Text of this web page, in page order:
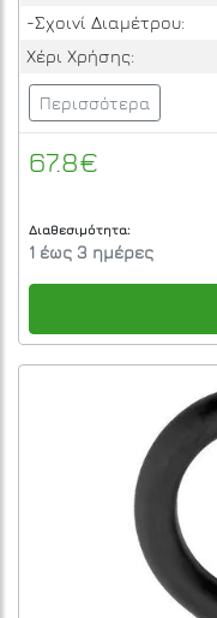
-Σχοινί Διαμέτρου:
Χέρι Χρήσης:
Περισσότερα
67.8€
Διαθεσιμότητα:
1 έως 3 ημέρες